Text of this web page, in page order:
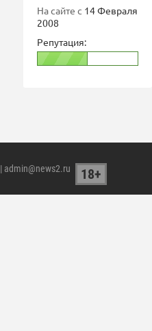
На сайте с 14 Февраля
2008
Репутация:
| admin@news2.ru 18+